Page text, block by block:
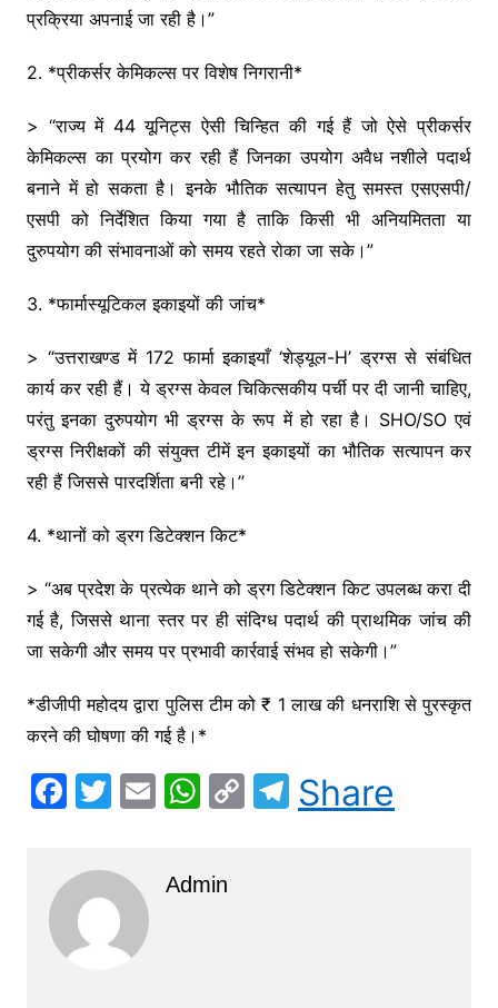
प्रक्रिया अपनाई जा रही है।”
2. *प्रीकर्सर केमिकल्स पर विशेष निगरानी*
> “राज्य में 44 यूनिट्स ऐसी चिन्हित की गई हैं जो ऐसे प्रीकर्सर
केमिकल्स का प्रयोग कर रही हैं जिनका उपयोग अवैध नशीले पदार्थ
बनाने में हो सकता है। इनके भौतिक सत्यापन हेतु समस्त एसएसपी/
एसपी को निर्देशित किया गया है ताकि किसी भी अनियमितता या
दुरुपयोग की संभावनाओं को समय रहते रोका जा सके।”
3. *फार्मास्यूटिकल इकाइयों की जांच*
> “उत्तराखण्ड में 172 फार्मा इकाइयाँ ‘शेड्यूल-H’ ड्रग्स से संबंधित
कार्य कर रही हैं। ये ड्रग्स केवल चिकित्सकीय पर्ची पर दी जानी चाहिए,
परंतु इनका दुरुपयोग भी ड्रग्स के रूप में हो रहा है। SHO/SO एवं
ड्रग्स निरीक्षकों की संयुक्त टीमें इन इकाइयों का भौतिक सत्यापन कर
रही हैं जिससे पारदर्शिता बनी रहे।”
4. *थानों को ड्रग डिटेक्शन किट*
> “अब प्रदेश के प्रत्येक थाने को ड्रग डिटेक्शन किट उपलब्ध करा दी
गई है, जिससे थाना स्तर पर ही संदिग्ध पदार्थ की प्राथमिक जांच की
जा सकेगी और समय पर प्रभावी कार्रवाई संभव हो सकेगी।”
*डीजीपी महोदय द्वारा पुलिस टीम को ₹ 1 लाख की धनराशि से पुरस्कृत
करने की घोषणा की गई है।*
F
c
e
b
o
T
itt
er
E W
s
C T
el
Share
Admin